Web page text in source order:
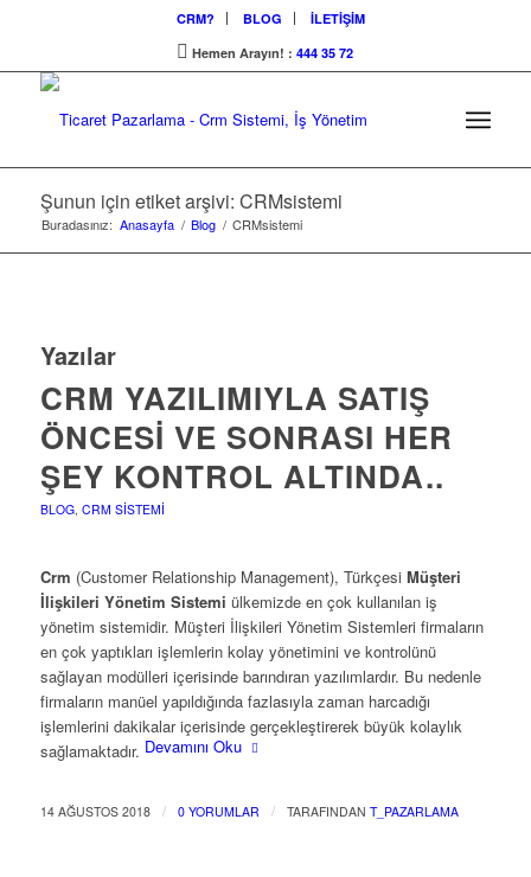
CRM? BLOG
İLETİŞİM
Hemen Arayın! :444 35 72
Şunun için etiket arşivi: CRMsistemi
Buradasınız: Anasayfa / Blog / CRMsistemi
Yazılar
CRM YAZILIMIYLA SATIŞ
ÖNCESI VE SONRASI HER
ŞEY KONTROL ALTINDA..
BLOG, CRM SISTEMI
Crm (Customer Relationship Management), Türkçesi Müşteri
İlişkileri Yönetim Sistemi ülkemizde en çok kullanılan iş
yönetim sistemidir. Müşteri İlişkileri Yönetim Sistemleri firmaların
en çok yaptıkları işlemlerin kolay yönetimini ve kontrolünü
sağlayan modülleri içerisinde barındıran yazılımlardır. Bu nedenle
firmaların manüel yapıldığında fazlasıyla zaman harcadığı
işlemlerini dakikalar içerisinde gerçekleştirerek büyük kolaylık
sağlamaktadır. Devamını Oku
14 AĞUSTOS 2018 / 0 YORUMLAR / TARAFINDAN T_PAZARLAMA